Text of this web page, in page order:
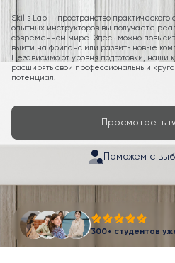
Skills Lab — пространство практического
опытных инструкторов вы получаете
современном мире. Здесь можно
выйти на фриланс или развить новые
Независимо от уровня подготовки, наши
расширять свой профессиональный
потенциал.
Просмотреть
Поможем с
300+ студентов